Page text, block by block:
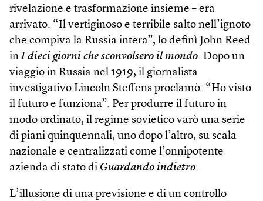
rivelazione e trasformazione insieme – era
arrivato. “Il vertiginoso e terribile salto nell’ignoto
che compiva la Russia intera”, lo definì John Reed
in I dieci giorni che sconvolsero il mondo. Dopo un
viaggio in Russia nel 1919, il giornalista
investigativo Lincoln Steffens proclamò: “Ho visto
il futuro e funziona”. Per produrre il futuro in
modo ordinato, il regime sovietico varò una serie
di piani quinquennali, uno dopo l’altro, su scala
nazionale e centralizzati come l’onnipotente
azienda di stato di Guardando indietro.
L’illusione di una previsione e di un controllo